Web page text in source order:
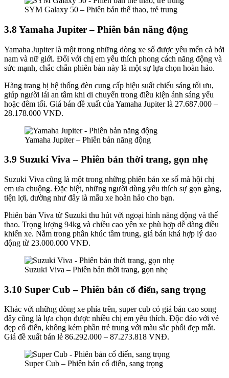
SYM Galaxy 50 – Phiên bản thể thao, trẻ trung
3.8 Yamaha Jupiter – Phiên bản năng động
Yamaha Jupiter là một trong những dòng xe số được yêu mến cả bởi
nam và nữ giới. Đối với chị em yêu thích phong cách năng động và
sức mạnh, chắc chắn phiên bản này là một sự lựa chọn hoàn hảo.
Hãng trang bị hệ thống đèn cung cấp hiệu suất chiếu sáng tối ưu,
giúp người lái an tâm khi di chuyển trong điều kiện ánh sáng yếu
hoặc đêm tối. Giá bán đề xuất của Yamaha Jupiter là 27.687.000 –
28.178.000 VNĐ.
Yamaha Jupiter – Phiên bản năng động
3.9 Suzuki Viva – Phiên bản thời trang, gọn nhẹ
Suzuki Viva cũng là một trong những phiên bản xe số mà hội chị
em ưa chuộng. Đặc biệt, những người dùng yêu thích sự gọn gàng,
tiện lợi, dường như đây là mẫu xe hoàn hảo cho bạn.
Phiên bản Viva từ Suzuki thu hút với ngoại hình năng động và thể
thao. Trọng lượng 94kg và chiều cao yên xe phù hợp dễ dàng điều
khiển xe. Nằm trong phân khúc tầm trung, giá bán khá hợp lý dao
động từ 23.000.000 VNĐ.
Suzuki Viva – Phiên bản thời trang, gọn nhẹ
3.10 Super Cub – Phiên bản cổ điển, sang trọng
Khác với những dòng xe phía trên, super cub có giá bán cao song
đây cũng là lựa chọn được nhiều chị em yêu thích. Độc đáo với vẻ
đẹp cổ điển, không kém phần trẻ trung với màu sắc phối đẹp mắt.
Giá đề xuất bán lẻ 86.292.000 – 87.273.818 VNĐ.
Super Cub – Phiên bản cổ điển, sang trọng